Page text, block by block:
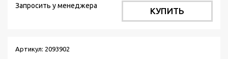
Запросить у менеджера
КУПИТЬ
Артикул: 2093902